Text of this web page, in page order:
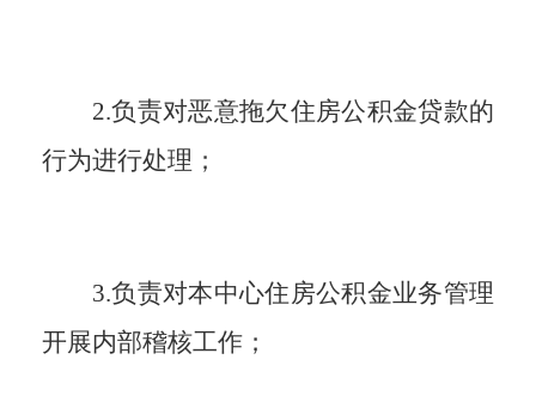
2.负责对恶意拖欠住房公积金贷款的
行为进行处理；
3.负责对本中心住房公积金业务管理
开展内部稽核工作；